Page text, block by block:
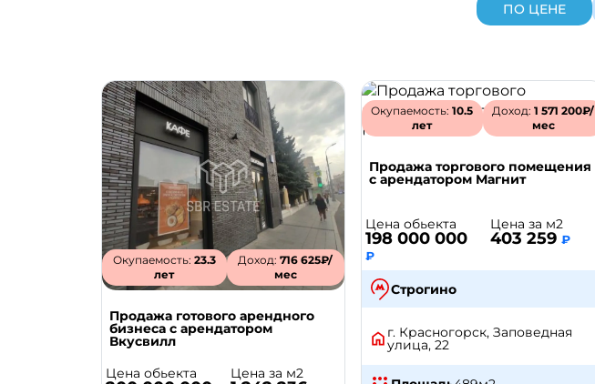
ПО ЦЕНЕ
Окупаемость: 23.3
лет
Доход:716 625₽/
мес
Продажа готового арендного
бизнеса с арендатором
Вкусвилл
Цена обьекта
Цена за м2
Окупаемость:10.5
лет
Доход:1 571 200₽/
мес
Продажа торгового помещения
с арендатором Магнит
Цена обьекта
198 000 000
₽
Цена за м2
403 259 ₽
Строгино
г. Красногорск, Заповедная
улица, 22